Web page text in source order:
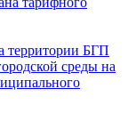
территории БГП
среды на